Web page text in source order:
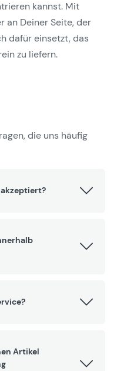
kannst. Mit
an Deiner Seite, der
dafür einsetzt, das
zu liefern.
die uns häufig
Artikel